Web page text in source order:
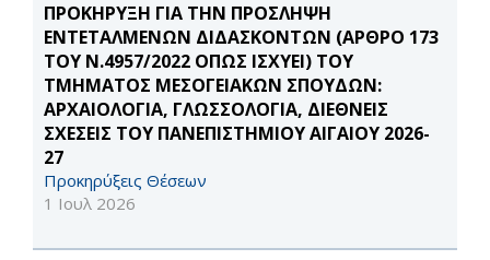
ΠΡΟΚΗΡΥΞΗ ΓΙΑ ΤΗΝ ΠΡΟΣΛΗΨΗ
ΕΝΤΕΤΑΛΜΕΝΩΝ ΔΙΔΑΣΚΟΝΤΩΝ (ΑΡΘΡΟ 173
ΤΟΥ Ν.4957/2022 ΟΠΩΣ ΙΣΧΥΕΙ) ΤΟΥ
ΤΜΗΜΑΤΟΣ ΜΕΣΟΓΕΙΑΚΩΝ ΣΠΟΥΔΩΝ:
ΑΡΧΑΙΟΛΟΓΙΑ, ΓΛΩΣΣΟΛΟΓΙΑ, ΔΙΕΘΝΕΙΣ
ΣΧΕΣΕΙΣ ΤΟΥ ΠΑΝΕΠΙΣΤΗΜΙΟΥ ΑΙΓΑΙΟΥ 2026-
27
Προκηρύξεις Θέσεων
1 Ιουλ 2026